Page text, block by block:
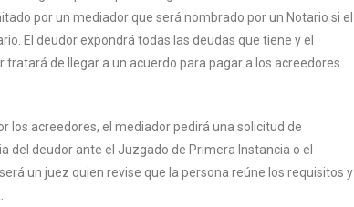
por un mediador que será nombrado por un Notario si el
El deudor expondrá todas las deudas que tiene y el
tratará de llegar a un acuerdo para pagar a los acreedores
los acreedores, el mediador pedirá una solicitud de
del deudor ante el Juzgado de Primera Instancia o el
un juez quien revise que la persona reúne los requisitos y